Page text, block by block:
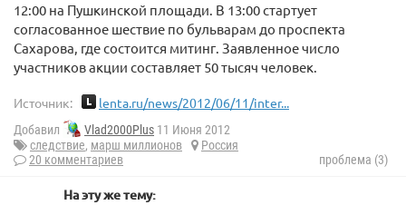
12:00 на Пушкинской площади. В 13:00 стартует
согласованное шествие по бульварам до проспекта
Сахарова, где состоится митинг. Заявленное число
участников акции составляет 50 тысяч человек.
Источник: lenta.ru/news/2012/06/11/inter...
Добавил Vlad2000Plus 11 Июня 2012
следствие, марш миллионов
Россия
20 комментариев
проблема (3)
На эту же тему: